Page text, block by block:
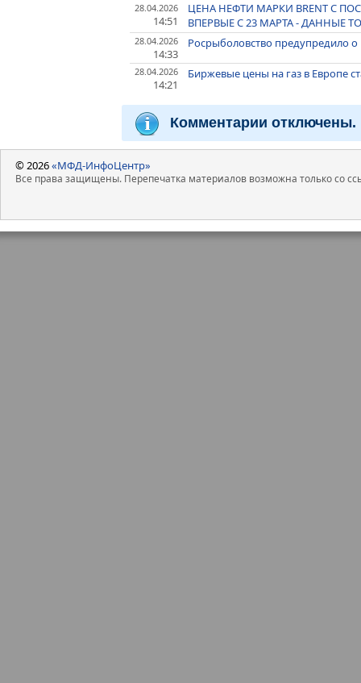
28.04.2026
14:51
ЦЕНА НЕФТИ МАРКИ BRENT С
ВПЕРВЫЕ С 23 МАРТА - ДАННЫЕ
28.04.2026
14:33
Росрыболовство предупредило
28.04.2026
14:21
Биржевые цены на газ в Европе
Комментарии отключены.
© 2026«МФД-ИнфоЦентр»
Все права защищены. Перепечатка материалов возможна только со